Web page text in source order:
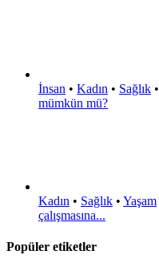
İnsan • Kadın • Sağlık •
mümkün mü?
Kadın • Sağlık • Yaşam
çalışmasına...
Popüler etiketler